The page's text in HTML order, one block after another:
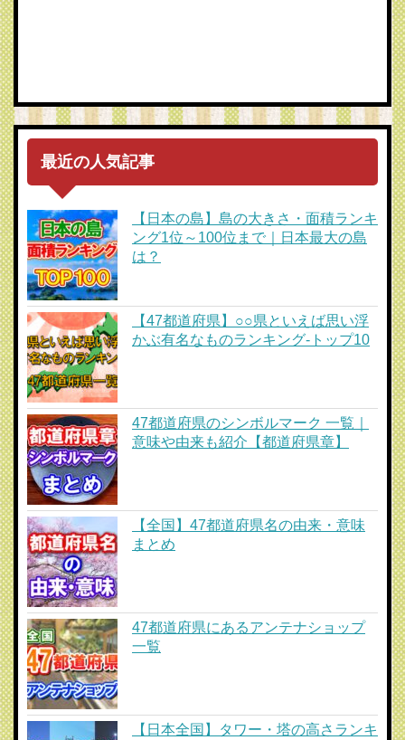
最近の人気記事
【日本の島】島の大きさ・面積ランキ
ング1位～100位まで｜日本最大の島
は？
【47都道府県】○○県といえば思い浮
かぶ有名なものランキング-トップ10
47都道府県のシンボルマーク 一覧｜
意味や由来も紹介【都道府県章】
【全国】47都道府県名の由来・意味
まとめ
47都道府県にあるアンテナショップ
一覧
【日本全国】タワー・塔の高さランキ